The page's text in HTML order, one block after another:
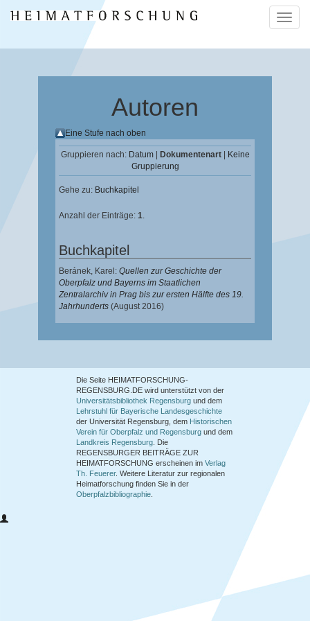
ein-/
Autoren
Eine Stufe nach oben
Gruppieren nach: Datum| Dokumentenart|
Keine
Gruppierung
Gehe zu: Buchkapitel
Anzahl der Einträge: 1.
Buchkapitel
Beránek, Karel : Quellen zur Geschichte der
Oberpfalz und Bayerns im Staatlichen
Zentralarchiv in Prag bis zur ersten Hälfte des 19.
Jahrhunderts (August 2016)
Die Seite HEIMATFORSCHUNG-
REGENSBURG.DE wird unterstützt von der
Universitätsbibliothek Regensburg und dem
Lehrstuhl für Bayerische Landesgeschichte
der Universität Regensburg, dem Historischen
Verein für Oberpfalz und Regensburg und dem
Landkreis Regensburg . Die
REGENSBURGER BEITRÄGE ZUR
HEIMATFORSCHUNG erscheinen im Verlag
Th. Feuerer. Weitere Literatur zur regionalen
Heimatforschung finden Sie in der
Oberpfalzbibliographie